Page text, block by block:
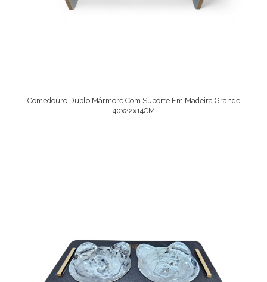
Comedouro Duplo Mármore Com Suporte Em Madeira Grande
40x22x14CM
Ver Opções